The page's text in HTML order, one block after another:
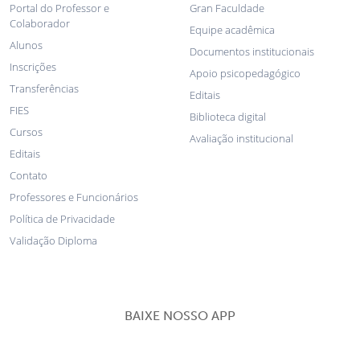
Portal do Professor e
Colaborador
Alunos
Inscrições
Transferências
FIES
Cursos
Editais
Contato
Professores e Funcionários
Política de Privacidade
Validação Diploma
Gran Faculdade
Equipe acadêmica
Documentos institucionais
Apoio psicopedagógico
Editais
Biblioteca digital
Avaliação institucional
BAIXE NOSSO APP